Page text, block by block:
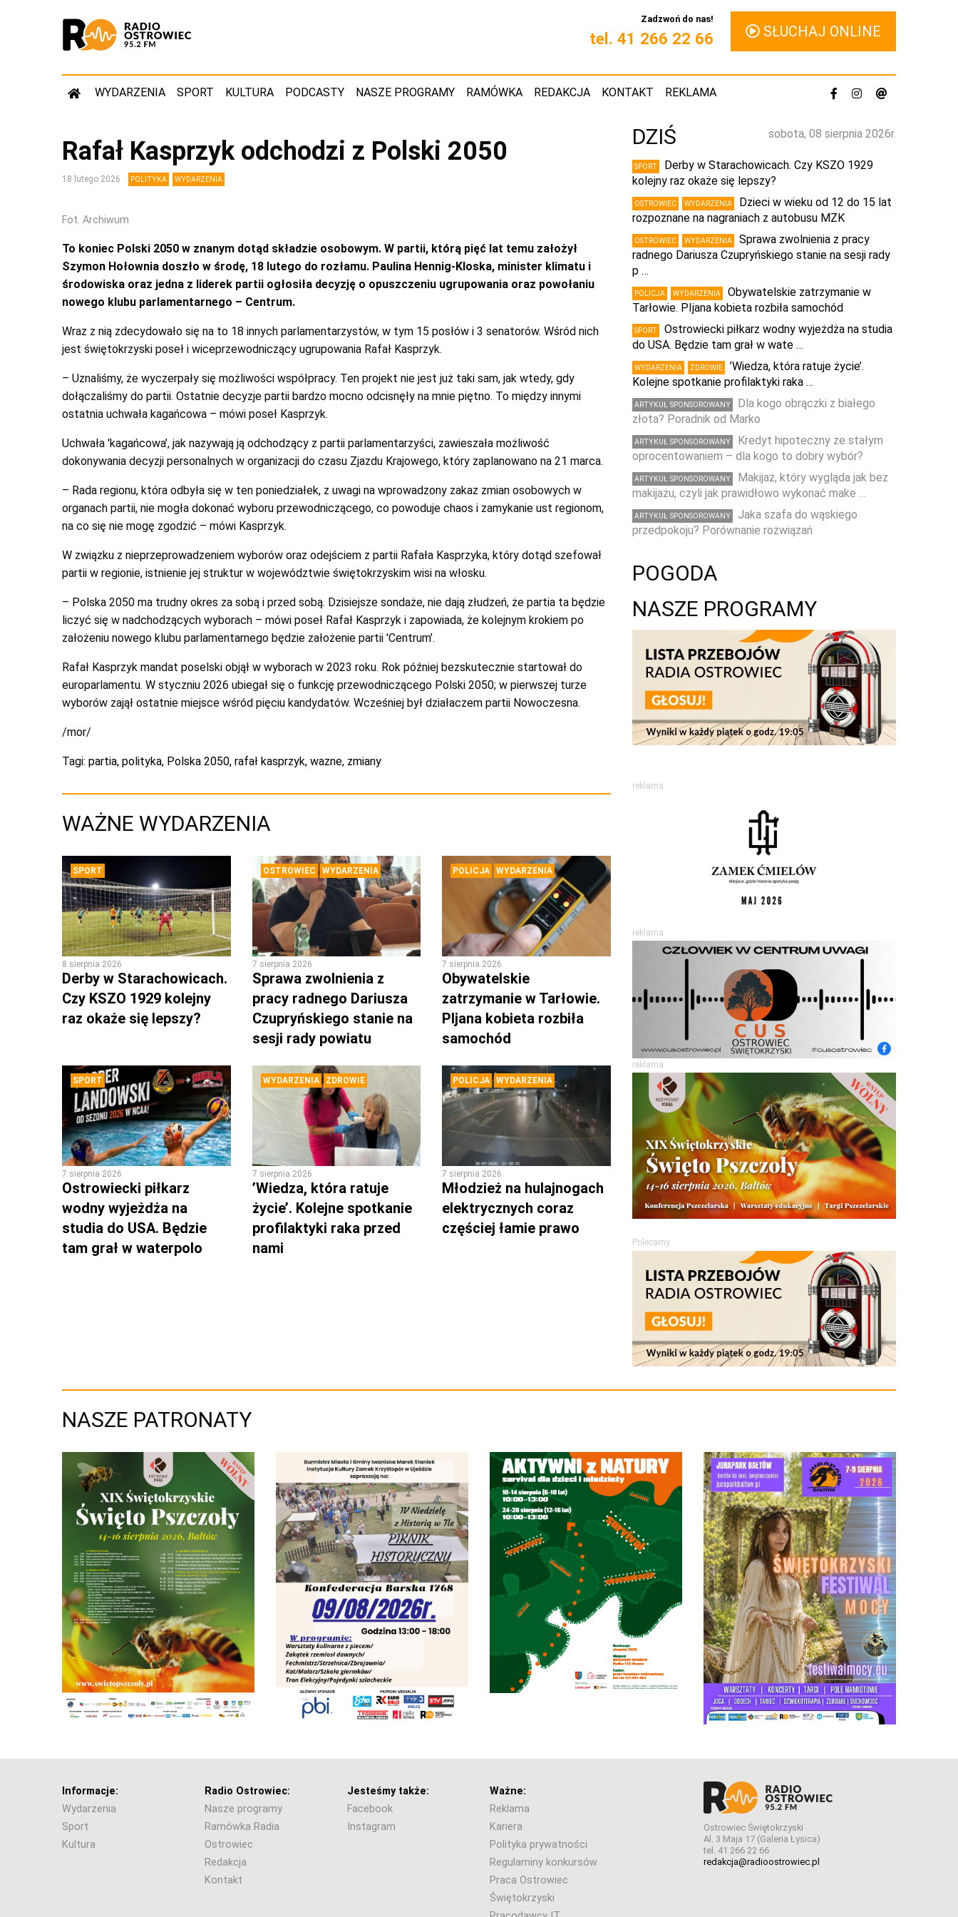
Zadzwoń do nas!
tel. 41 266 22 66 SŁUCHAJ ONLINE
WYDARZENIA SPORT KULTURA PODCASTY NASZE PROGRAMY RAMÓWKA REDAKCJA KONTAKT REKLAMA
Rafał Kasprzyk odchodzi z Polski 2050
18 lutego 2026 POLITYKA WYDARZENIA
Fot. Archiwum
To koniec Polski 2050 w znanym dotąd składzie osobowym. W partii, którą pięć lat temu założył
Szymon Hołownia doszło w środę, 18 lutego do rozłamu. Paulina Hennig-Kloska, minister klimatu i
środowiska oraz jedna z liderek partii ogłosiła decyzję o opuszczeniu ugrupowania oraz powołaniu
nowego klubu parlamentarnego – Centrum.
Wraz z nią zdecydowało się na to 18 innych parlamentarzystów, w tym 15 posłów i 3 senatorów. Wśród nich
jest świętokrzyski poseł i wiceprzewodniczący ugrupowania Rafał Kasprzyk.
– Uznaliśmy, że wyczerpały się możliwości współpracy. Ten projekt nie jest już taki sam, jak wtedy, gdy
dołączaliśmy do partii. Ostatnie decyzje partii bardzo mocno odcisnęły na mnie piętno. To między innymi
ostatnia uchwała kagańcowa – mówi poseł Kasprzyk.
Uchwała 'kagańcowa’, jak nazywają ją odchodzący z partii parlamentarzyści, zawieszała możliwość
dokonywania decyzji personalnych w organizacji do czasu Zjazdu Krajowego, który zaplanowano na 21 marca.
– Rada regionu, która odbyła się w ten poniedziałek, z uwagi na wprowadzony zakaz zmian osobowych w
organach partii, nie mogła dokonać wyboru przewodniczącego, co powoduje chaos i zamykanie ust regionom,
na co się nie mogę zgodzić – mówi Kasprzyk.
W związku z nieprzeprowadzeniem wyborów oraz odejściem z partii Rafała Kasprzyka, który dotąd szefował
partii w regionie, istnienie jej struktur w województwie świętokrzyskim wisi na włosku.
– Polska 2050 ma trudny okres za sobą i przed sobą. Dzisiejsze sondaże, nie dają złudzeń, że partia ta będzie
liczyć się w nadchodzących wyborach – mówi poseł Rafał Kasprzyk i zapowiada, że kolejnym krokiem po
założeniu nowego klubu parlamentarnego będzie założenie partii 'Centrum’.
Rafał Kasprzyk mandat poselski objął w wyborach w 2023 roku. Rok później bezskutecznie startował do
europarlamentu. W styczniu 2026 ubiegał się o funkcję przewodniczącego Polski 2050; w pierwszej turze
wyborów zajął ostatnie miejsce wśród pięciu kandydatów. Wcześniej był działaczem partii Nowoczesna.
/mor/
Tagi: partia, polityka, Polska 2050, rafał kasprzyk, wazne, zmiany
WAŻNE WYDARZENIA
SPORT
8 sierpnia 2026
Derby w Starachowicach.
Czy KSZO 1929 kolejny
raz okaże się lepszy?
OSTROWIEC WYDARZENIA
7 sierpnia 2026
Sprawa zwolnienia z
pracy radnego Dariusza
Czupryńskiego stanie na
sesji rady powiatu
POLICJA WYDARZENIA
7 sierpnia 2026
Obywatelskie
zatrzymanie w Tarłowie.
PIjana kobieta rozbiła
samochód
SPORT
7 sierpnia 2026
Ostrowiecki piłkarz
wodny wyjeżdża na
studia do USA. Będzie
tam grał w waterpolo
WYDARZENIA ZDROWIE
7 sierpnia 2026
’Wiedza, która ratuje
życie’. Kolejne spotkanie
profilaktyki raka przed
nami
POLICJA WYDARZENIA
7 sierpnia 2026
Młodzież na hulajnogach
elektrycznych coraz
częściej łamie prawo
sobota, 08 sierpnia 2026r.
DZIŚ
SPORT
Derby w Starachowicach. Czy KSZO 1929
kolejny raz okaże się lepszy?
OSTROWIEC WYDARZENIA
Dzieci w wieku od 12 do 15 lat
rozpoznane na nagraniach z autobusu MZK
OSTROWIEC WYDARZENIA
Sprawa zwolnienia z pracy
radnego Dariusza Czupryńskiego stanie na sesji rady
p …
POLICJA WYDARZENIA
Obywatelskie zatrzymanie w
Tarłowie. PIjana kobieta rozbiła samochód
SPORT
Ostrowiecki piłkarz wodny wyjeżdża na studia
do USA. Będzie tam grał w wate …
WYDARZENIA ZDROWIE
’Wiedza, która ratuje życie’.
Kolejne spotkanie profilaktyki raka …
ARTYKUŁ SPONSOROWANY
Dla kogo obrączki z białego
złota? Poradnik od Marko
ARTYKUŁ SPONSOROWANY
Kredyt hipoteczny ze stałym
oprocentowaniem – dla kogo to dobry wybór?
ARTYKUŁ SPONSOROWANY
Makijaż, który wygląda jak bez
makijażu, czyli jak prawidłowo wykonać make …
ARTYKUŁ SPONSOROWANY
Jaka szafa do wąskiego
przedpokoju? Porównanie rozwiązań
POGODA
NASZE PROGRAMY
reklama
reklama
reklama
Polecamy
NASZE PATRONATY
Informacje:
Wydarzenia
Sport
Kultura
Radio Ostrowiec:
Nasze programy
Ramówka Radia
Ostrowiec
Redakcja
Kontakt
Jesteśmy także:
Facebook
Instagram
Ważne:
Reklama
Kariera
Polityka prywatności
Regulaminy konkursów
Praca Ostrowiec
Świętokrzyski
Ostrowiec Świętokrzyski
Al. 3 Maja 17 (Galeria Łysica)
tel. 41 266 22 66
redakcja@radioostrowiec.pl